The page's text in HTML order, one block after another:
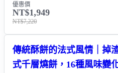
優惠價
NT$1,949
NT$7,220
傳統酥餅的法式風情｜掉
式千層燒餅，16種風味變